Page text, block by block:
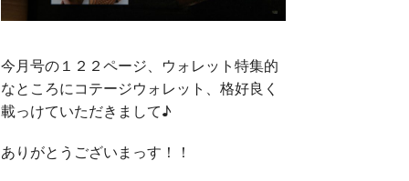
今月号の１２２ページ、ウォレット特集的
なところにコテージウォレット、格好良く
載っけていただきまして♪
ありがとうございまっす！！